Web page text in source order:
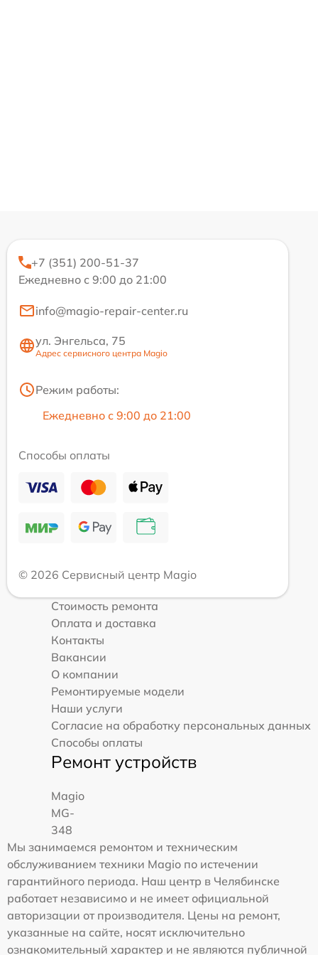
+7 (351) 200-51-37
Ежедневно с 9:00 до 21:00
info@magio-repair-center.ru
ул. Энгельса, 75
Адрес сервисного центра Magio
Режим работы:
Ежедневно с 9:00 до 21:00
Способы оплаты
© 2026 Сервисный центр Magio
Стоимость ремонта
Оплата и доставка
Контакты
Вакансии
О компании
Ремонтируемые модели
Наши услуги
Согласие на обработку персональных данных
Способы оплаты
Ремонт устройств
Magio
MG-
348
Мы занимаемся ремонтом и техническим
обслуживанием техники Magio по истечении
гарантийного периода. Наш центр в Челябинске
работает независимо и не имеет официальной
авторизации от производителя. Цены на ремонт,
указанные на сайте, носят исключительно
ознакомительный характер и не являются публичной